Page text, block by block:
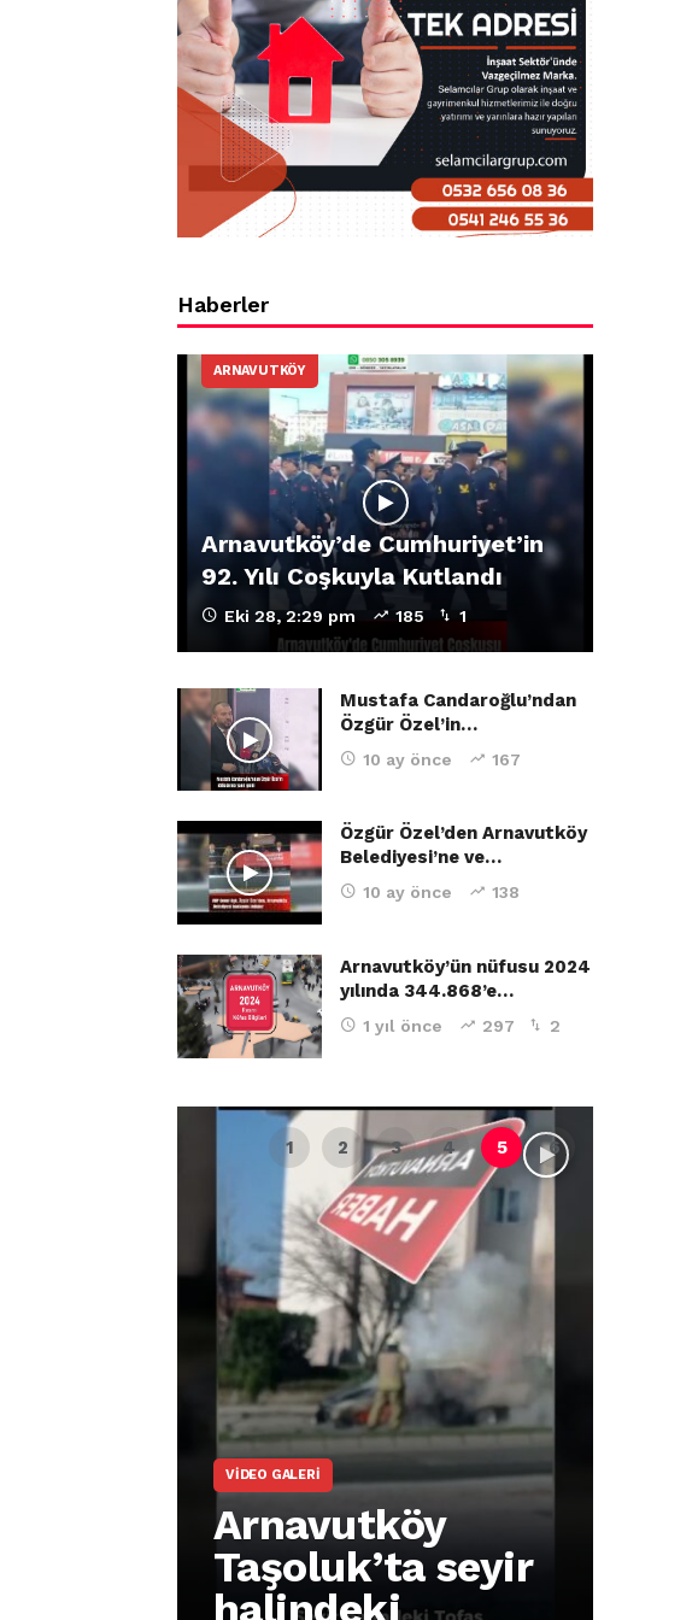
Haberler
ARNAVUTKÖY
Arnavutköy’de Cumhuriyet’in
92. Yılı Coşkuyla Kutlandı
Eki 28, 2:29 pm 185 1
Mustafa Candaroğlu’ndan
Özgür Özel’in…
10 ay önce 167
Özgür Özel’den Arnavutköy
Belediyesi’ne ve…
10 ay önce 138
Arnavutköy’ün nüfusu 2024
yılında 344.868’e…
1 yıl önce 297 2
VIDEO GALERI
Arnavutköy
Taşoluk’ta seyir
halindeki